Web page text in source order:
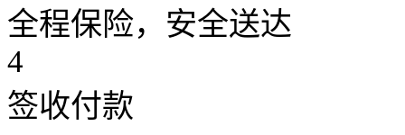
全程保险，安全送达
4
签收付款